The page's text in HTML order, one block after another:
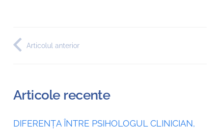
Articolul anterior
Articole recente
DIFERENȚA ÎNTRE PSIHOLOGUL CLINICIAN,